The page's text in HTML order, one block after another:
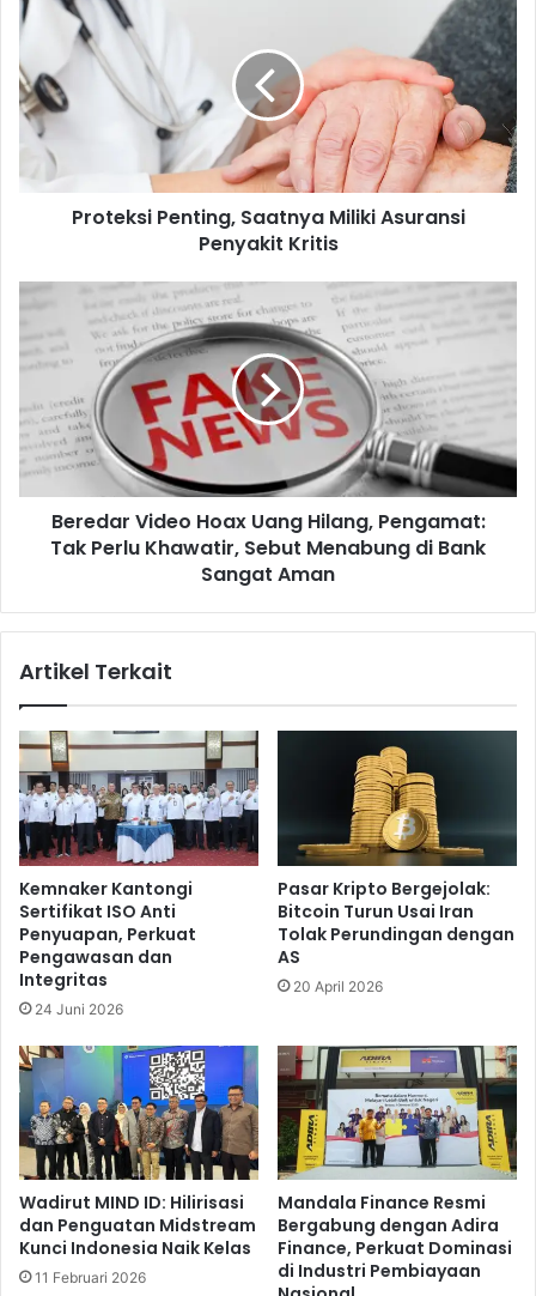
r
t
e
k
P
g
a
a
t
l
k
s
u
r
a
n
s
i
P
e
n
a
k
i
t
K
r
i
t
i
s
Proteksi Penting, Saatnya Miliki Asuransi
Penyakit Kritis
a
r
V
i
x
n
g
H
i
l
a
n
g
,
P
e
g
a
m
a
t
:
T
a
k
P
Beredar Video Hoax Uang Hilang, Pengamat:
Tak Perlu Khawatir, Sebut Menabung di Bank
Sangat Aman
Artikel Terkait
Kemnaker Kantongi
Sertifikat ISO Anti
Penyuapan, Perkuat
Pengawasan dan
Integritas
24 Juni 2026
Pasar Kripto Bergejolak:
Bitcoin Turun Usai Iran
Tolak Perundingan dengan
AS
20 April 2026
Wadirut MIND ID: Hilirisasi
dan Penguatan Midstream
Kunci Indonesia Naik Kelas
11 Februari 2026
Mandala Finance Resmi
Bergabung dengan Adira
Finance, Perkuat Dominasi
di Industri Pembiayaan